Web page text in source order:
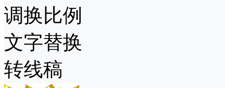
调换比例
文字替换
转线稿